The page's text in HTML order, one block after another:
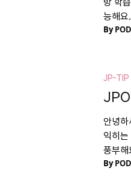
능해요.
By
JP-TIP
안녕
익히
풍부해
By